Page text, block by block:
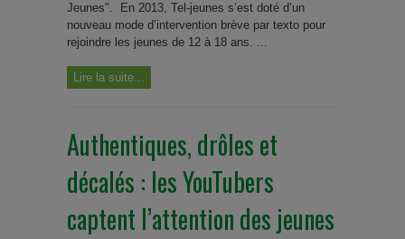
Jeunes". En 2013, Tel-jeunes s’est doté d’un
nouveau mode d’intervention brève par texto pour
rejoindre les jeunes de 12 à 18 ans. ...
Lire la suite...
Authentiques, drôles et
décalés : les YouTubers
captent l’attention des jeunes